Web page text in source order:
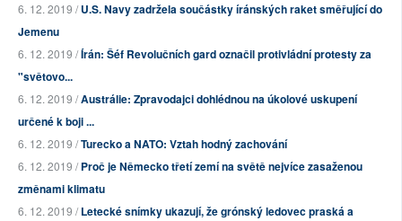
6. 12. 2019 /U.S. Navy zadržela součástky íránských raket směřující do
Jemenu
6. 12. 2019 /Írán: Šéf Revolučních gard označil protivládní protesty za
"světovo...
6. 12. 2019 /Austrálie: Zpravodajci dohlédnou na úkolové uskupení
určené k boji ...
6. 12. 2019 /Turecko a NATO: Vztah hodný zachování
6. 12. 2019 /Proč je Německo třetí zemí na světě nejvíce zasaženou
změnami klimatu
6. 12. 2019 /Letecké snímky ukazují, že grónský ledovec praská a